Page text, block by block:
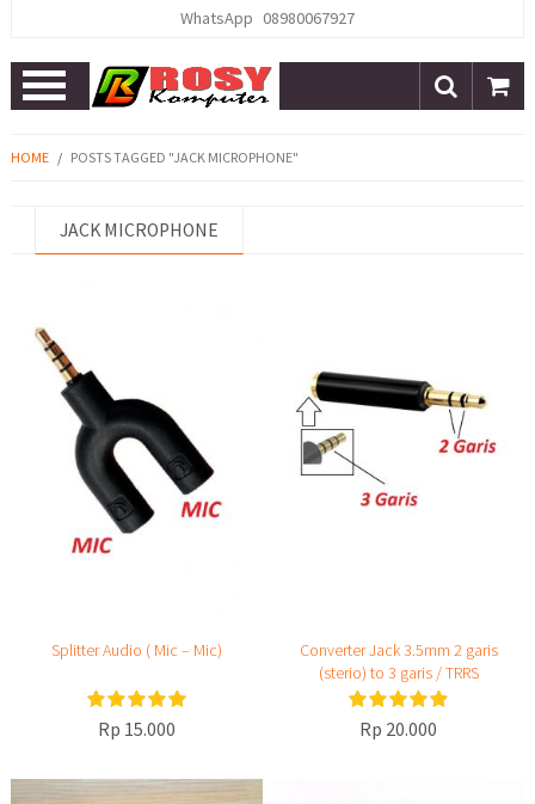
WhatsApp 08980067927
Open
Menu
HOME / POSTS TAGGED "JACK MICROPHONE"
JACK MICROPHONE
Splitter Audio ( Mic – Mic)
Rp 15.000
Converter Jack 3.5mm 2 garis
(sterio) to 3 garis / TRRS
Rp 20.000